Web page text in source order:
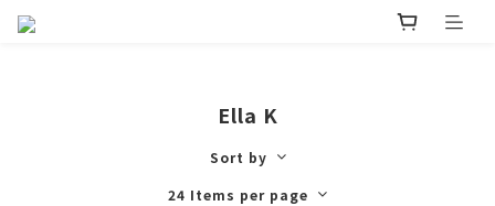
Ella K
Sort by
24 Items per page